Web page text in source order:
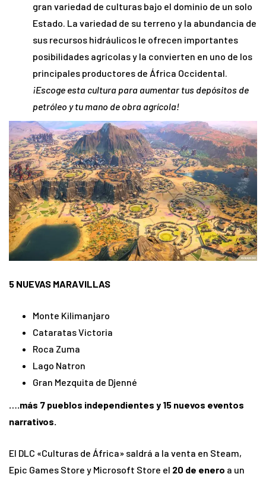
gran variedad de culturas bajo el dominio de un solo
Estado. La variedad de su terreno y la abundancia de
sus recursos hidráulicos le ofrecen importantes
posibilidades agrícolas y la convierten en uno de los
principales productores de África Occidental.
¡Escoge esta cultura para aumentar tus depósitos de
petróleo y tu mano de obra agrícola!
5 NUEVAS MARAVILLAS
Monte Kilimanjaro
Cataratas Victoria
Roca Zuma
Lago Natron
Gran Mezquita de Djenné
….más 7 pueblos independientes y 15 nuevos eventos
narrativos.
El DLC «Culturas de África» saldrá a la venta en Steam,
Epic Games Store y Microsoft Store el 20 de enero a un